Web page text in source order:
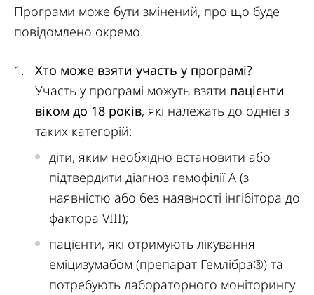
Програми може бути змінений, про що буде
повідомлено окремо.
Хто може взяти участь у програмі?
Участь у програмі можуть взяти пацієнти
віком до 18 років, які належать до однієї з
таких категорій:
діти, яким необхідно встановити або
підтвердити діагноз гемофілії А (з
наявністю або без наявності інгібітора до
фактора VIII);
пацієнти, які отримують лікування
еміцизумабом (препарат Гемлібра®) та
потребують лабораторного моніторингу